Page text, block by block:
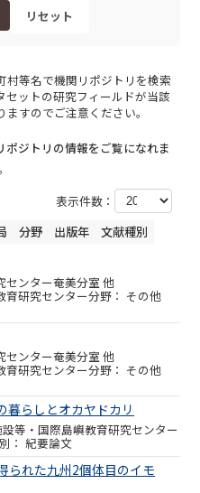
リセット
村等名で機関リポジトリを検索
セットの研究フィールドが当該
すのでご注意ください。
ジトリの情報をご覧になれま
表示件数：
分野 出版年
文献種別
センター奄美分室 他
育研究センター その他
センター奄美分室 他
育研究センター その他
暮らしとオカヤドカリ
等・国際島嶼教育研究センター
紀要論文
られた九州2個体目のイモ